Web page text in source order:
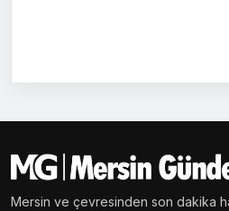
Mersin ve çevresinden son dakika